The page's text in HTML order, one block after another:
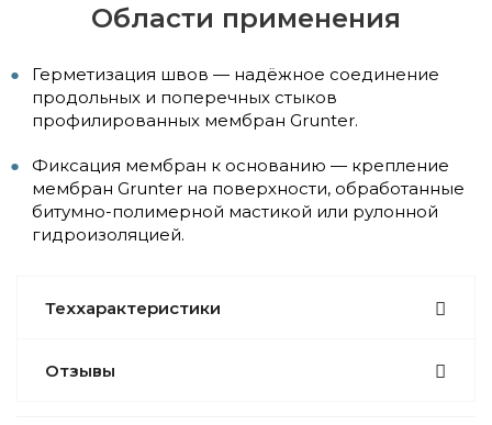
Области применения
Герметизация швов — надёжное соединение
продольных и поперечных стыков
профилированных мембран Grunter.
Фиксация мембран к основанию — крепление
мембран Grunter на поверхности, обработанные
битумно-полимерной мастикой или рулонной
гидроизоляцией.
Теххарактеристики
Отзывы